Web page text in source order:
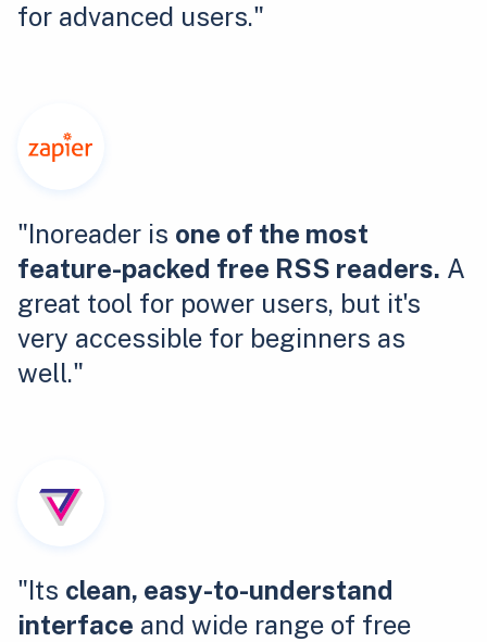
for advanced users."
"Inoreader is one of the most
feature-packed free RSS readers. A
great tool for power users, but it's
very accessible for beginners as
well."
"Its clean, easy-to-understand
interface and wide range of free